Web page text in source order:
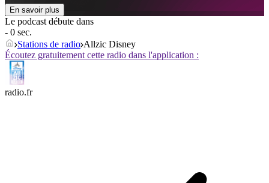
En savoir plus
Le podcast débute dans
- 0 sec.
Stations de radio Allzic Disney
Écoutez gratuitement cette radio dans l'application :
radio.fr